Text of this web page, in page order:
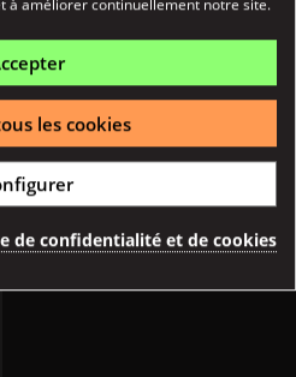
les cookies
de confidentialité et de cookies